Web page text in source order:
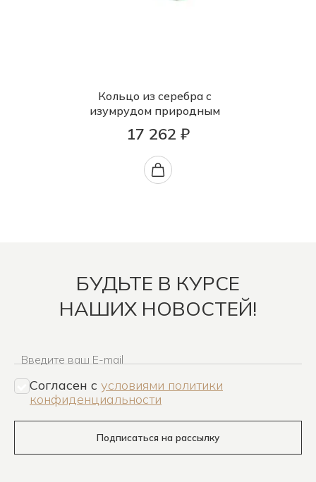
Кольцо из серебра с
изумрудом природным
17 262 ₽
БУДЬТЕ В КУРСЕ
НАШИХ НОВОСТЕЙ!
Введите ваш E-mail
Согласен c условиями политики
конфиденциальности
Подписаться на рассылку